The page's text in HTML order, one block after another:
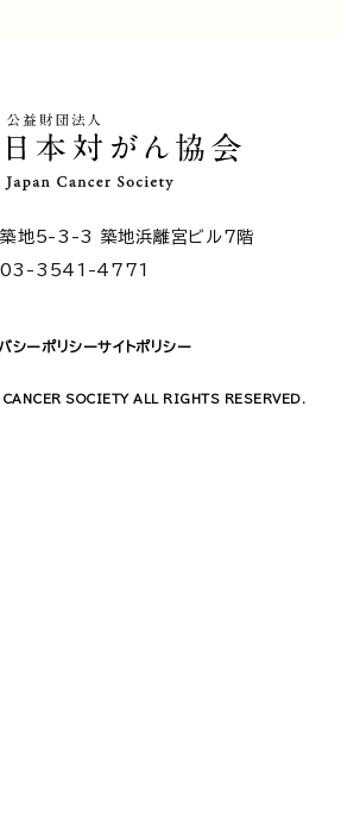
築地5-3-3 築地浜離宮ビル7階
03-3541-4771
シーポリシーサイトポリシー
SOCIETY ALL RIGHTS RESERVED.